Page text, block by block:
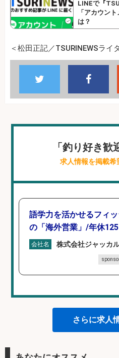
LINEで『
「アカウン
は？
＜松田正記／TSURINEWSライ
「釣り好き
求人情報を掲載希
語学力を活かせるフィ
の「海外営業」/年休
会社名 株式会社ジャッカ
さらに求人